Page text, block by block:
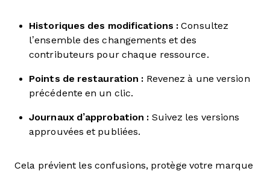
Historiques des modifications : Consultez
l’ensemble des changements et des
contributeurs pour chaque ressource.
Points de restauration : Revenez à une version
précédente en un clic.
Journaux d’approbation : Suivez les versions
approuvées et publiées.
Cela prévient les confusions, protège votre marque